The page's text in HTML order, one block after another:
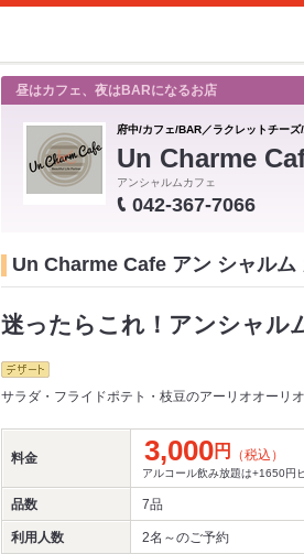
昼はカフェ、夜はBARになるお店
府中/カフェ/BAR／ラクレットチー
Un Charme
アンシャルムカフェ
042-367-7066
Un Charme Cafe アン シャル
迷ったらこれ！アンシャル
サラダ・フライドポテト・枝豆のアーリオオーリ
料金 3,000円 （税込）
アルコール飲み放題は+1650円
品数 7品
利用人数 2名～のご予約